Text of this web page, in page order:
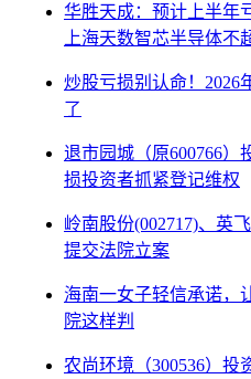
华胜天成：预计上半年
上海天数智芯半导体不
炒股亏损别认命！2026
了
退市园城（原600766）
损投资者抓紧登记维权
岭南股份(002717)、英
提交法院立案
海南一女子轻信承诺，
院这样判
农尚环境（300536）投